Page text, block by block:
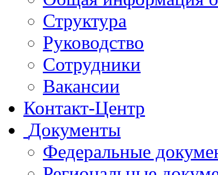
Структура
Руководство
Сотрудники
Вакансии
Контакт-Центр
Документы
Федеральные